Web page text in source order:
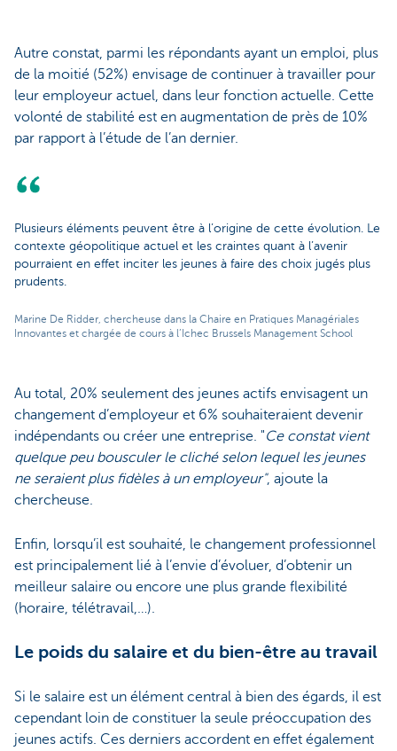
Autre constat, parmi les répondants ayant un emploi, plus
de la moitié (52%) envisage de continuer à travailler pour
leur employeur actuel, dans leur fonction actuelle. Cette
volonté de stabilité est en augmentation de près de 10%
par rapport à l’étude de l’an dernier.
Plusieurs éléments peuvent être à l’origine de cette évolution. Le
contexte géopolitique actuel et les craintes quant à l’avenir
pourraient en effet inciter les jeunes à faire des choix jugés plus
prudents.
Marine De Ridder, chercheuse dans la Chaire en Pratiques Managériales
Innovantes et chargée de cours à l’Ichec Brussels Management School
Au total, 20% seulement des jeunes actifs envisagent un
changement d’employeur et 6% souhaiteraient devenir
indépendants ou créer une entreprise. "Ce constat vient
quelque peu bousculer le cliché selon lequel les jeunes
ne seraient plus fidèles à un employeur", ajoute la
chercheuse.
Enfin, lorsqu’il est souhaité, le changement professionnel
est principalement lié à l’envie d’évoluer, d’obtenir un
meilleur salaire ou encore une plus grande flexibilité
(horaire, télétravail,…).
Le poids du salaire et du bien-être au travail
Si le salaire est un élément central à bien des égards, il est
cependant loin de constituer la seule préoccupation des
jeunes actifs. Ces derniers accordent en effet également